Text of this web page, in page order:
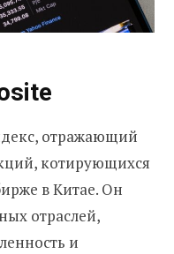
отражающий
котирующихся
в Китае. Он
отраслей,
и